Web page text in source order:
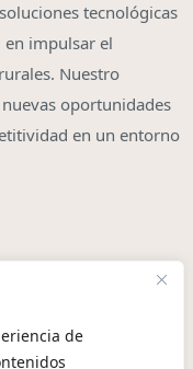
de
tecnológicas
en impulsar el
Nuestro
oportunidades
en un entorno